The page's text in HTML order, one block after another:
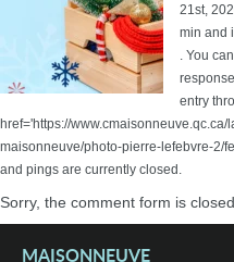
21st,
min and
. You
entry
href='https://
maisonneuve/photo-pierre-lefebvre-2/
and pings are currently closed.
Sorry, the comment form is
MAISONNEUVE